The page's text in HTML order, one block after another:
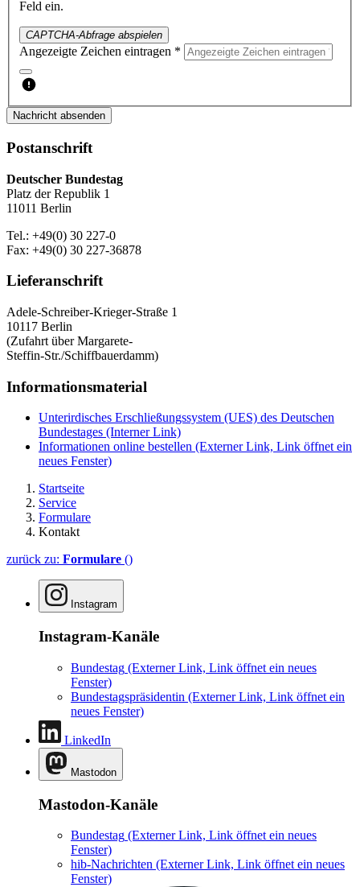
Feld ein.
CAPTCHA-Abfrage abspielen
Angezeigte Zeichen eintragen *
Nachricht absenden
Postanschrift
Deutscher Bundestag
Platz der Republik 1
11011 Berlin
Tel.: +49(0) 30 227-0
Fax: +49(0) 30 227-36878
Lieferanschrift
Adele-Schreiber-Krieger-Straße 1
10117 Berlin
(Zufahrt über Margarete-
Steffin-Str./Schiffbauerdamm)
Informationsmaterial
Unterirdisches Erschließungssystem (UES) des Deutschen
Bundestages (Interner Link)
Informationen online bestellen (Externer Link, Link öffnet ein
neues Fenster)
Startseite
Service
Formulare
Kontakt
zurück zu: Formulare ()
Instagram
Instagram-Kanäle
Bundestag (Externer Link, Link öffnet ein neues
Fenster)
Bundestagspräsidentin (Externer Link, Link öffnet ein
neues Fenster)
LinkedIn
Mastodon
Mastodon-Kanäle
Bundestag (Externer Link, Link öffnet ein neues
Fenster)
hib-Nachrichten (Externer Link, Link öffnet ein neues
Fenster)